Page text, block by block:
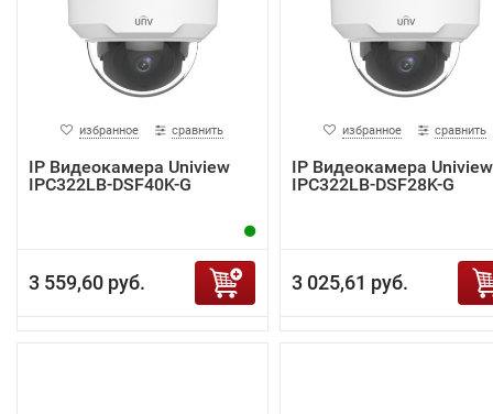
избранное сравнить
IP Видеокамера Uniview
IPC322LB-DSF40K-G
3 559,60 руб.
избранное сравнить
IP Видеокамера Uniview
IPC322LB-DSF28K-G
3 025,61 руб.